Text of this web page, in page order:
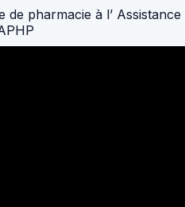
pharmacie à l’ Assistance